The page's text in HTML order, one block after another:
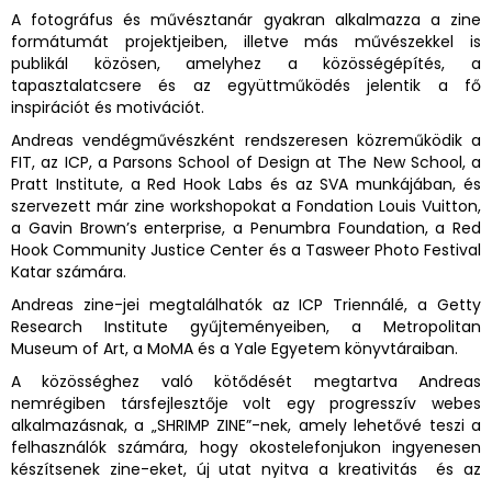
A fotográfus és művésztanár gyakran alkalmazza a zine
formátumát projektjeiben, illetve más művészekkel is
publikál közösen, amelyhez a közösségépítés, a
tapasztalatcsere és az együttműködés jelentik a fő
inspirációt és motivációt.
Andreas vendégművészként rendszeresen közreműködik a
FIT, az ICP, a Parsons School of Design at The New School, a
Pratt Institute, a Red Hook Labs és az SVA munkájában, és
szervezett már zine workshopokat a Fondation Louis Vuitton,
a Gavin Brown’s enterprise, a Penumbra Foundation, a Red
Hook Community Justice Center és a Tasweer Photo Festival
Katar számára.
Andreas zine-jei megtalálhatók az ICP Triennálé, a Getty
Research Institute gyűjteményeiben, a Metropolitan
Museum of Art, a MoMA és a Yale Egyetem könyvtáraiban.
A közösséghez való kötődését megtartva Andreas
nemrégiben társfejlesztője volt egy progresszív webes
alkalmazásnak, a „SHRIMP ZINE”-nek, amely lehetővé teszi a
felhasználók számára, hogy okostelefonjukon ingyenesen
készítsenek zine-eket, új utat nyitva a kreativitás és az